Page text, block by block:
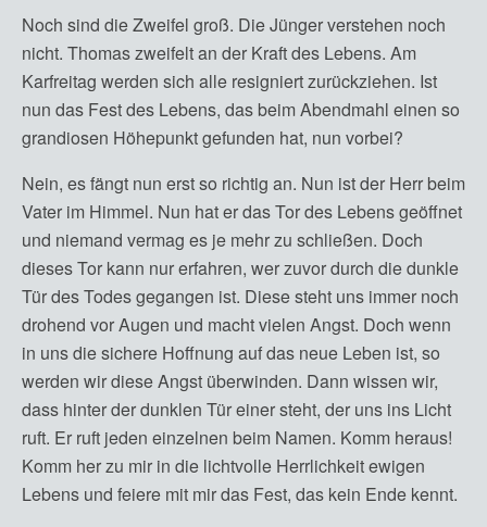
Noch sind die Zweifel groß. Die Jünger verstehen noch
nicht. Thomas zweifelt an der Kraft des Lebens. Am
Karfreitag werden sich alle resigniert zurückziehen. Ist
nun das Fest des Lebens, das beim Abendmahl einen so
grandiosen Höhepunkt gefunden hat, nun vorbei?
Nein, es fängt nun erst so richtig an. Nun ist der Herr beim
Vater im Himmel. Nun hat er das Tor des Lebens geöffnet
und niemand vermag es je mehr zu schließen. Doch
dieses Tor kann nur erfahren, wer zuvor durch die dunkle
Tür des Todes gegangen ist. Diese steht uns immer noch
drohend vor Augen und macht vielen Angst. Doch wenn
in uns die sichere Hoffnung auf das neue Leben ist, so
werden wir diese Angst überwinden. Dann wissen wir,
dass hinter der dunklen Tür einer steht, der uns ins Licht
ruft. Er ruft jeden einzelnen beim Namen. Komm heraus!
Komm her zu mir in die lichtvolle Herrlichkeit ewigen
Lebens und feiere mit mir das Fest, das kein Ende kennt.